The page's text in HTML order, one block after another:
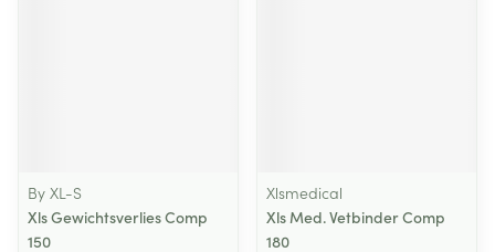
By XL-S
Xls Gewichtsverlies Comp
150
Xlsmedical
Xls Med. Vetbinder Comp
180